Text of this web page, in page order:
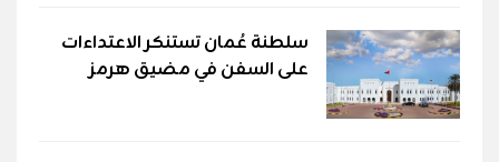
سلطنة عُمان تستنكر الاعتداءات
على السفن في مضيق هرمز